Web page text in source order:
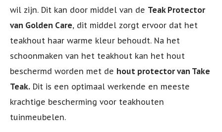
wil zijn. Dit kan door middel van de Teak Protector
van Golden Care, dit middel zorgt ervoor dat het
teakhout haar warme kleur behoudt. Na het
schoonmaken van het teakhout kan het hout
beschermd worden met de hout protector van Take
Teak. Dit is een optimaal werkende en meeste
krachtige bescherming voor teakhouten
tuinmeubelen.